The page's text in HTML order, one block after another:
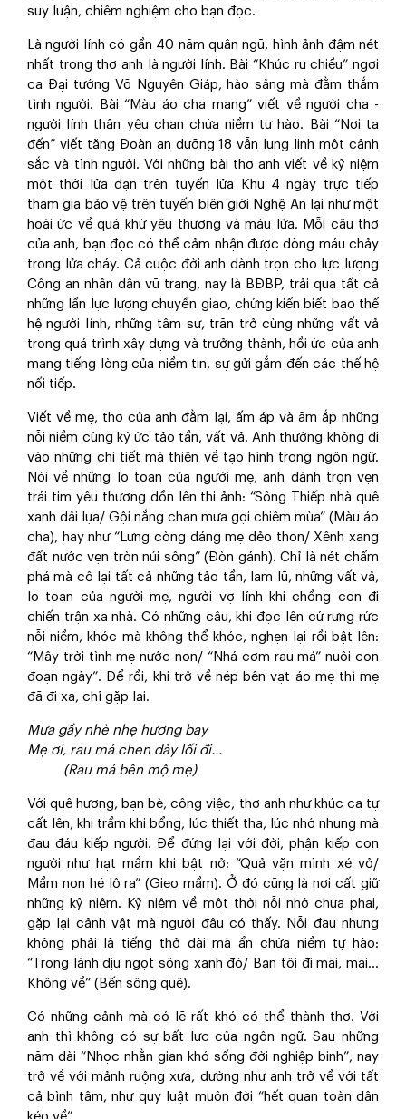
suy luận, chiêm nghiệm cho bạn đọc.
Là người lính có gần 40 năm quân ngũ, hình ảnh đậm nét
nhất trong thơ anh là người lính. Bài “Khúc ru chiều” ngợi
ca Đại tướng Võ Nguyên Giáp, hào sảng mà đằm thắm
tình người. Bài “Màu áo cha mang” viết về người cha -
người lính thân yêu chan chứa niềm tự hào. Bài “Nơi ta
đến” viết tặng Đoàn an dưỡng 18 vẫn lung linh một cảnh
sắc và tình người. Với những bài thơ anh viết về kỷ niệm
một thời lửa đạn trên tuyến lửa Khu 4 ngày trực tiếp
tham gia bảo vệ trên tuyến biên giới Nghệ An lại như một
hoài ức về quá khứ yêu thương và máu lửa. Mỗi câu thơ
của anh, bạn đọc có thể cảm nhận được dòng máu chảy
trong lửa cháy. Cả cuộc đời anh dành trọn cho lực lượng
Công an nhân dân vũ trang, nay là BĐBP, trải qua tất cả
những lần lực lượng chuyển giao, chứng kiến biết bao thế
hệ người lính, những tâm sự, trăn trở cùng những vất vả
trong quá trình xây dựng và trưởng thành, hồi ức của anh
mang tiếng lòng của niềm tin, sự gửi gắm đến các thế hệ
nối tiếp.
Viết về mẹ, thơ của anh đằm lại, ấm áp và ăm ắp những
nỗi niềm cùng ký ức tảo tần, vất vả. Anh thường không đi
vào những chi tiết mà thiên về tạo hình trong ngôn ngữ.
Nói về những lo toan của người mẹ, anh dành trọn vẹn
trái tim yêu thương dồn lên thi ảnh: “Sông Thiếp nhà quê
xanh dải lụa/ Gội nắng chan mưa gọi chiêm mùa” (Màu áo
cha), hay như “Lưng còng dáng mẹ dẻo thon/ Xênh xang
đất nước vẹn tròn núi sông” (Đòn gánh). Chỉ là nét chấm
phá mà cô lại tất cả những tảo tần, lam lũ, những vất vả,
lo toan của người mẹ, người vợ lính khi chồng con đi
chiến trận xa nhà. Có những câu, khi đọc lên cứ rưng rức
nỗi niềm, khóc mà không thể khóc, nghẹn lại rồi bật lên:
“Mây trời tình mẹ nước non/ “Nhá cơm rau má” nuôi con
đoạn ngày”. Để rồi, khi trở về nép bên vạt áo mẹ thì mẹ
đã đi xa, chỉ gặp lại.
Mưa gầy nhè nhẹ hương bay
Mẹ ơi, rau má chen dày lối đi...
(Rau má bên mộ mẹ)
Với quê hương, bạn bè, công việc, thơ anh như khúc ca tự
cất lên, khi trầm khi bổng, lúc thiết tha, lúc nhớ nhung mà
đau đáu kiếp người. Để đứng lại với đời, phận kiếp con
người như hạt mầm khi bật nở: “Quả vặn mình xé vỏ/
Mầm non hé lộ ra” (Gieo mầm). Ở đó cũng là nơi cất giữ
những kỷ niệm. Kỷ niệm về một thời nỗi nhớ chưa phai,
gặp lại cảnh vật mà người đâu có thấy. Nỗi đau nhưng
không phải là tiếng thở dài mà ẩn chứa niềm tự hào:
“Trong lành dịu ngọt sông xanh đó/ Bạn tôi đi mãi, mãi...
Không về” (Bến sông quê).
Có những cảnh mà có lẽ rất khó có thể thành thơ. Với
anh thì không có sự bất lực của ngôn ngữ. Sau những
năm dài “Nhọc nhằn gian khó sống đời nghiệp binh”, nay
trở về với mảnh ruộng xưa, dường như anh trở về với tất
cả bình tâm, như quy luật muôn đời “hết quan toàn dân